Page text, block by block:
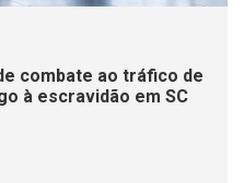
combate ao tráfico de
à escravidão em SC